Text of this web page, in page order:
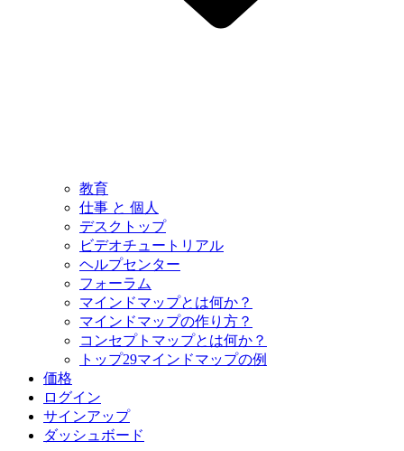
教育
仕事 と 個人
デスクトップ
ビデオチュートリアル
ヘルプセンター
フォーラム
マインドマップとは何か？
マインドマップの作り方？
コンセプトマップとは何か？
トップ29マインドマップの例
価格
ログイン
サインアップ
ダッシュボード